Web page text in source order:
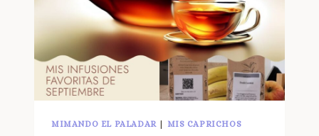
MIMANDO EL PALADAR| MIS CAPRICHOS